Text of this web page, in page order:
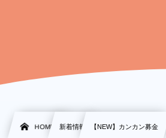
HOME 新着情報 【NEW】カンカン募金